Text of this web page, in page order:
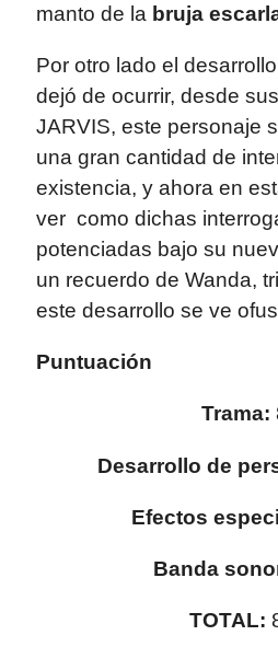
manto de la bruja
Por otro lado el
dejó de ocurrir, desde
JARVIS, este personaje
una gran cantidad de
existencia, y ahora en
ver como dichas
potenciadas bajo su
un recuerdo de Wanda,
este desarrollo se ve
Puntuación
Trama:
Desarrollo de
Efectos
Banda
TOTAL: